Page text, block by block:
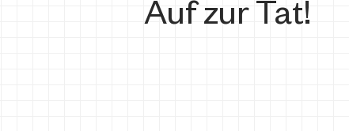
Auf zur Tat!